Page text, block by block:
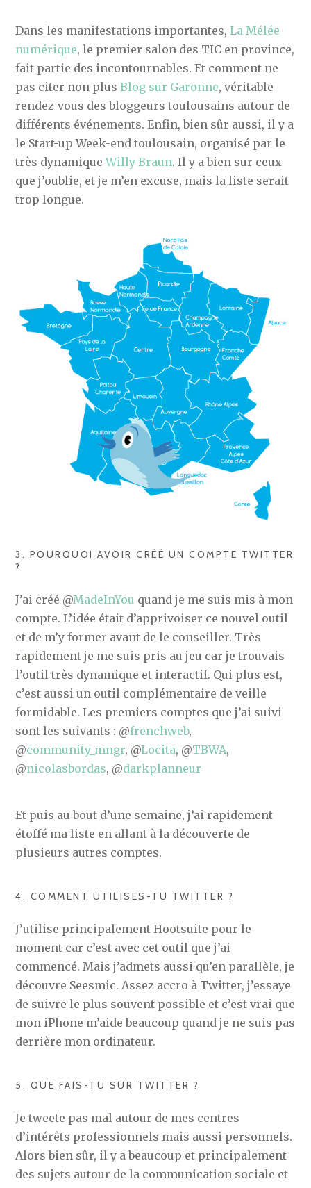
Dans les manifestations importantes,La Mélée
numérique, le premier salon des TIC en province,
fait partie des incontournables. Et comment ne
pas citer non plusBlog sur Garonne, véritable
rendez-vous des bloggeurs toulousains autour de
différents événements. Enfin, bien sûr aussi, il y a
le Start-up Week-end toulousain, organisé par le
très dynamiqueWilly Braun. Il y a bien sur ceux
que j’oublie, et je m’en excuse, mais la liste serait
trop longue.
3. POURQUOI AVOIR CRÉÉ UN COMPTE TWITTER
?
J’ai créé @MadeInYou quand je me suis mis à mon
compte. L’idée était d’apprivoiser ce nouvel outil
et de m’y former avant de le conseiller. Très
rapidement je me suis pris au jeu car je trouvais
l’outil très dynamique et interactif. Qui plus est,
c’est aussi un outil complémentaire de veille
formidable. Les premiers comptes que j’ai suivi
sont les suivants : @frenchweb,
@community_mngr, @Locita, @TBWA,
@nicolasbordas, @darkplanneur
Et puis au bout d’une semaine, j’ai rapidement
étoffé ma liste en allant à la découverte de
plusieurs autres comptes.
4. COMMENT UTILISES-TU TWITTER ?
J’utilise principalement Hootsuite pour le
moment car c’est avec cet outil que j’ai
commencé. Mais j’admets aussi qu’en parallèle, je
découvre Seesmic. Assez accro à Twitter, j’essaye
de suivre le plus souvent possible et c’est vrai que
mon iPhone m’aide beaucoup quand je ne suis pas
derrière mon ordinateur.
5. QUE FAIS-TU SUR TWITTER ?
Je tweete pas mal autour de mes centres
d’intérêts professionnels mais aussi personnels.
Alors bien sûr, il y a beaucoup et principalement
des sujets autour de la communication sociale et